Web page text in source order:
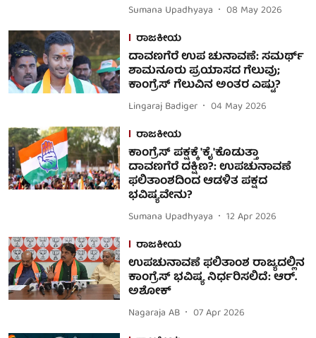
Sumana Upadhyaya
08 May 2026
ರಾಜಕೀಯ
ದಾವಣಗೆರೆ ಉಪ ಚುನಾವಣೆ: ಸಮರ್ಥ್‌
ಶಾಮನೂರು ಪ್ರಯಾಸದ ಗೆಲುವು;
ಕಾಂಗ್ರೆಸ್‌ ಗೆಲುವಿನ ಅಂತರ ಎಷ್ಟು?
Lingaraj Badiger
04 May 2026
ರಾಜಕೀಯ
ಕಾಂಗ್ರೆಸ್ ಪಕ್ಷಕ್ಕೆ 'ಕೈ'ಕೊಡುತ್ತಾ
ದಾವಣಗೆರೆ ದಕ್ಷಿಣ?: ಉಪಚುನಾವಣೆ
ಫಲಿತಾಂಶದಿಂದ ಆಡಳಿತ ಪಕ್ಷದ
ಭವಿಷ್ಯವೇನು?
Sumana Upadhyaya
12 Apr 2026
ರಾಜಕೀಯ
ಉಪಚುನಾವಣೆ ಫಲಿತಾಂಶ ರಾಜ್ಯದಲ್ಲಿನ
ಕಾಂಗ್ರೆಸ್ ಭವಿಷ್ಯ ನಿರ್ಧರಿಸಲಿದೆ: ಆರ್.
ಅಶೋಕ್
Nagaraja AB
07 Apr 2026